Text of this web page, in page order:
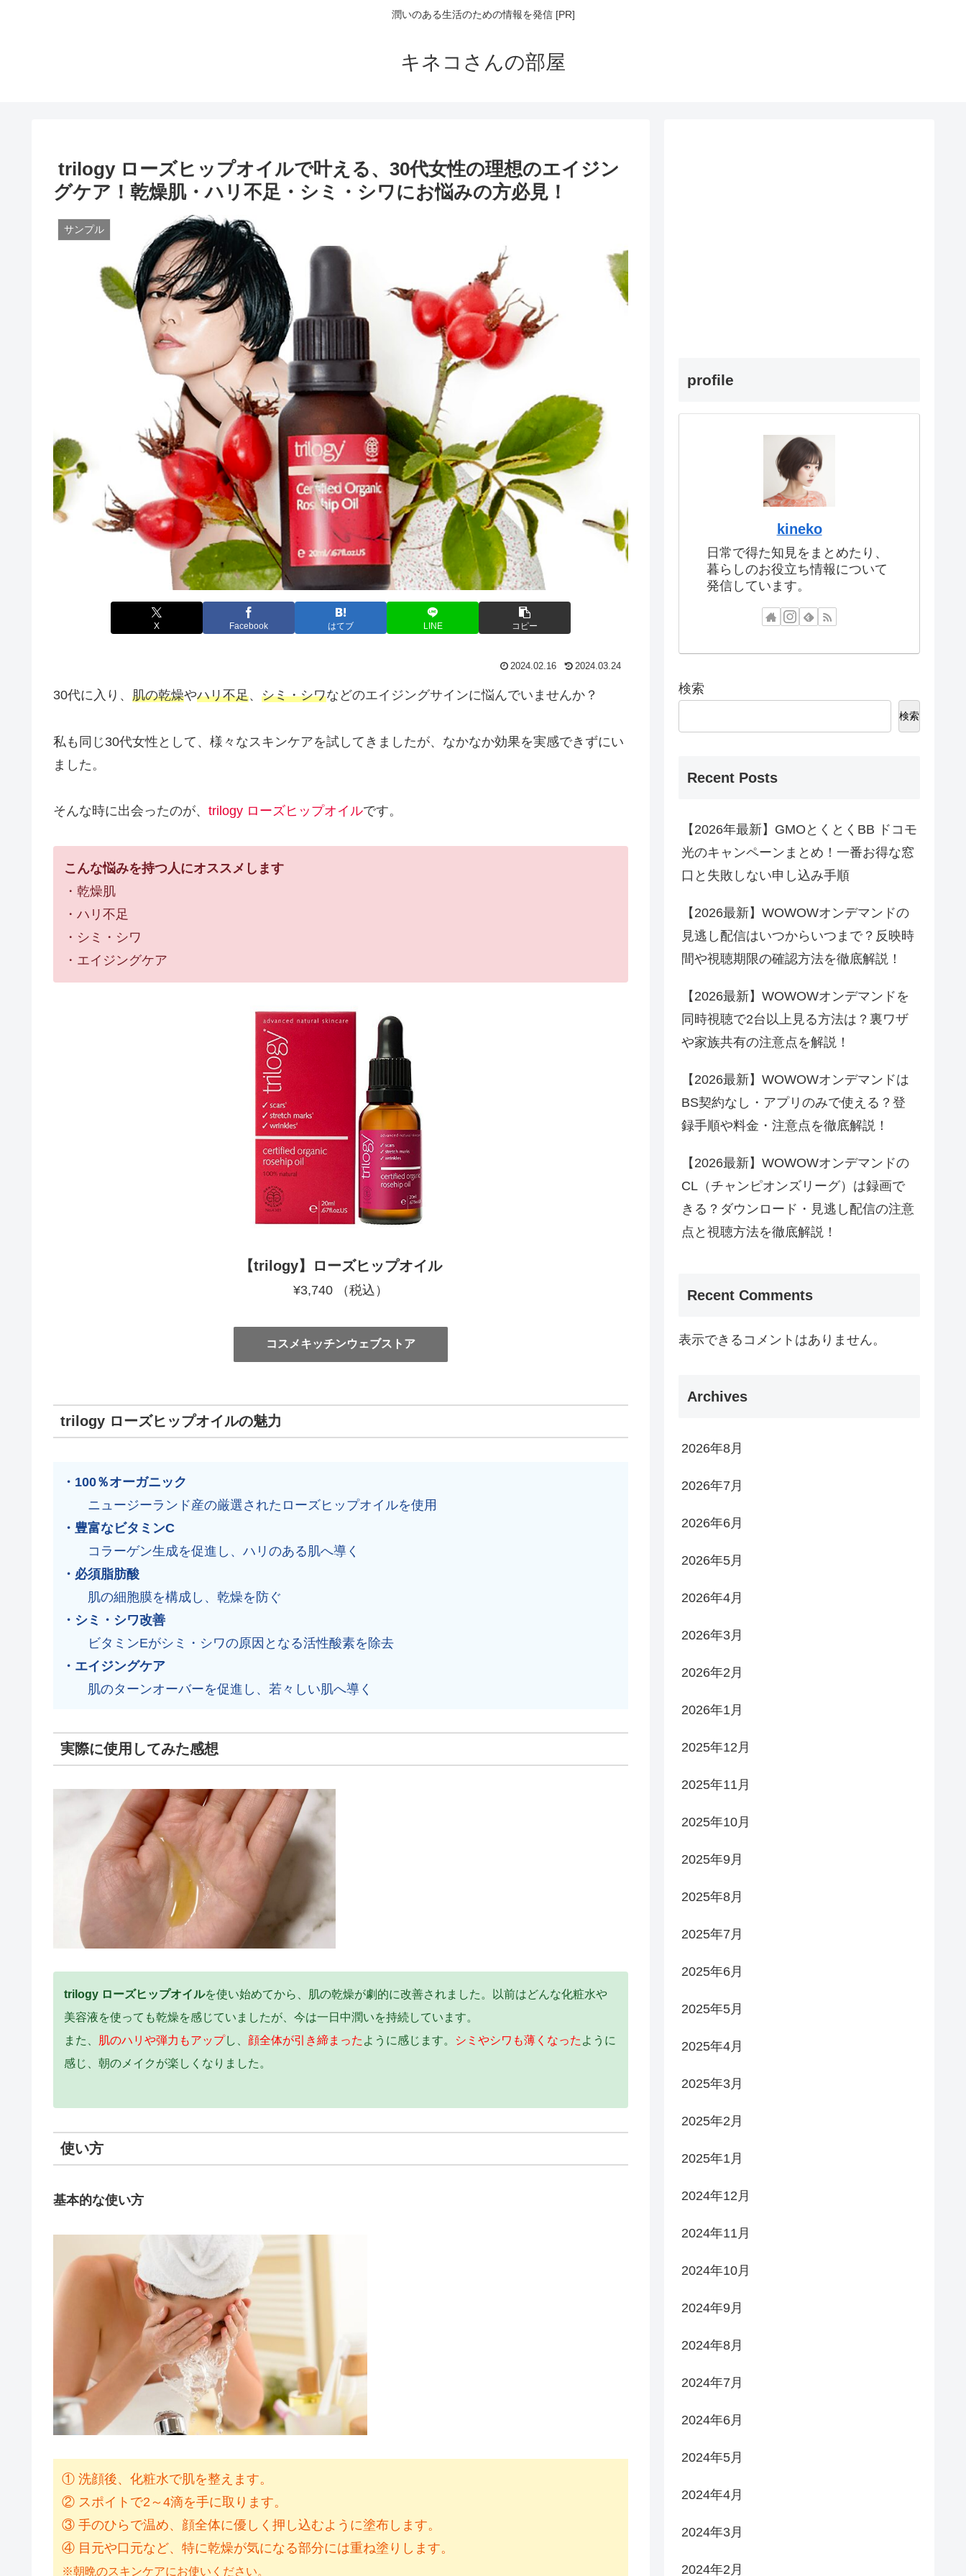
潤いのある生活のための情報を発信 [PR]
キネコさんの部屋
trilogy ローズヒップオイルで叶える、30代女性の理想のエイジン
グケア！乾燥肌・ハリ不足・シミ・シワにお悩みの方必見！
サンプル
X Facebook はてブ LINE コピー
2024.02.16 2024.03.24
30代に入り、 肌の乾燥やハリ不足、 シミ・シワなどのエイジングサインに悩んでいませんか？
私も同じ30代女性として、様々なスキンケアを試してきましたが、なかなか効果を実感できずにい
ました。
そんな時に出会ったのが、 trilogy ローズヒップオイルです。
こんな悩みを持つ人にオススメします
・乾燥肌
・ハリ不足
・シミ・シワ
・エイジングケア
【trilogy】ローズヒップオイル
¥3,740 （税込）
コスメキッチンウェブストア
trilogy ローズヒップオイルの魅力
・100％オーガニック
ニュージーランド産の厳選されたローズヒップオイルを使用
・豊富なビタミンC
コラーゲン生成を促進し、ハリのある肌へ導く
・必須脂肪酸
肌の細胞膜を構成し、乾燥を防ぐ
・シミ・シワ改善
ビタミンEがシミ・シワの原因となる活性酸素を除去
・エイジングケア
肌のターンオーバーを促進し、若々しい肌へ導く
実際に使用してみた感想
trilogy ローズヒップオイルを使い始めてから、肌の乾燥が劇的に改善されました。以前はどんな化粧水や
美容液を使っても乾燥を感じていましたが、今は一日中潤いを持続しています。
また、 肌のハリや弾力もアップし、 顔全体が引き締まった ように感じます。 シミやシワも薄くなった ように
感じ、朝のメイクが楽しくなりました。
使い方
基本的な使い方
① 洗顔後、化粧水で肌を整えます。
② スポイトで2～4滴を手に取ります。
③ 手のひらで温め、顔全体に優しく押し込むように塗布します。
④ 目元や口元など、特に乾燥が気になる部分には重ね塗りします。
※朝晩のスキンケアにお使いください。
profile
kineko
日常で得た知見をまとめたり、
暮らしのお役立ち情報について
発信しています。
検索
検索
Recent Posts
【2026年最新】GMOとくとくBB ドコモ
光のキャンペーンまとめ！一番お得な窓
口と失敗しない申し込み手順
【2026最新】WOWOWオンデマンドの
見逃し配信はいつからいつまで？反映時
間や視聴期限の確認方法を徹底解説！
【2026最新】WOWOWオンデマンドを
同時視聴で2台以上見る方法は？裏ワザ
や家族共有の注意点を解説！
【2026最新】WOWOWオンデマンドは
BS契約なし・アプリのみで使える？登
録手順や料金・注意点を徹底解説！
【2026最新】WOWOWオンデマンドの
CL（チャンピオンズリーグ）は録画で
きる？ダウンロード・見逃し配信の注意
点と視聴方法を徹底解説！
Recent Comments
表示できるコメントはありません。
Archives
2026年8月
2026年7月
2026年6月
2026年5月
2026年4月
2026年3月
2026年2月
2026年1月
2025年12月
2025年11月
2025年10月
2025年9月
2025年8月
2025年7月
2025年6月
2025年5月
2025年4月
2025年3月
2025年2月
2025年1月
2024年12月
2024年11月
2024年10月
2024年9月
2024年8月
2024年7月
2024年6月
2024年5月
2024年4月
2024年3月
2024年2月